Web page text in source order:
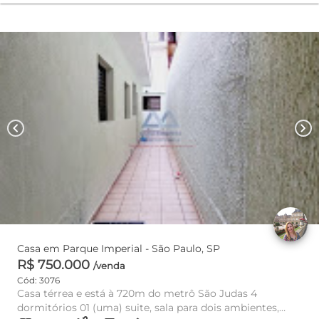
chevron_left chevron_right
Casa em Parque Imperial - São Paulo, SP
R$ 750.000 /venda
Cód: 3076
Casa térrea e está à 720m do metrô São Judas 4
dormitórios 01 (uma) suite, sala para dois ambientes,